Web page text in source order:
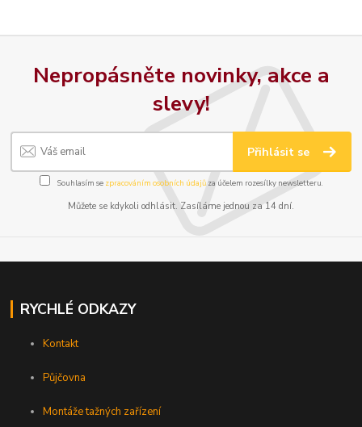
Nepropásněte novinky, akce a
slevy!
Přihlásit se
Souhlasím se zpracováním osobních údajůza účelem rozesílky newsletteru.
Můžete se kdykoli odhlásit. Zasíláme jednou za 14 dní.
RYCHLÉ ODKAZY
Kontakt
Půjčovna
Montáže tažných zařízení